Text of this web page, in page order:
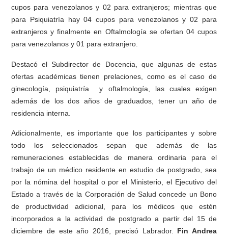
cupos para venezolanos y 02 para extranjeros; mientras que
para Psiquiatría hay 04 cupos para venezolanos y 02 para
extranjeros y finalmente en Oftalmología se ofertan 04 cupos
para venezolanos y 01 para extranjero.
Destacó el Subdirector de Docencia, que algunas de estas
ofertas académicas tienen prelaciones, como es el caso de
ginecología, psiquiatría y oftalmología, las cuales exigen
además de los dos años de graduados, tener un año de
residencia interna.
Adicionalmente, es importante que los participantes y sobre
todo los seleccionados sepan que además de las
remuneraciones establecidas de manera ordinaria para el
trabajo de un médico residente en estudio de postgrado, sea
por la nómina del hospital o por el Ministerio, el Ejecutivo del
Estado a través de la Corporación de Salud concede un Bono
de productividad adicional, para los médicos que estén
incorporados a la actividad de postgrado a partir del 15 de
diciembre de este año 2016, precisó Labrador. Fin Andrea